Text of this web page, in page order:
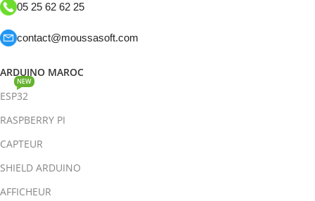
05 25 62 62 25
contact@moussasoft.com
ARDUINO MAROC
ESP32
NEW
RASPBERRY PI
CAPTEUR
SHIELD ARDUINO
AFFICHEUR